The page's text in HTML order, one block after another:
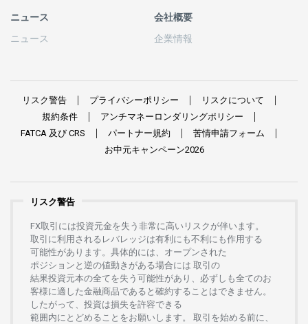
ニュース
ニュース
会社概要
企業情報
リスク警告 プライバシーポリシー
リスクについて
規約条件
アンチマネーロンダリングポリシー
FATCA 及び CRS パートナー規約 苦情申請フォーム
お中元キャンペーン2026
リスク警告
FX取引には投資元金を失う 非常に高い リスクが伴います。
取引に利用さ れる レバレッジは有利にも不利にも作用する
可能性があります。 具体的には、 オープンさ れた
ポジションと 逆の値動きがある場合には 取引の
結果投資元本の全てを失う 可能性があり、 必ずしも全てのお
客様に適した金融商品であると 確約することはできません。
したがって、 投資は損失を許容できる
範囲内にとどめることをお 願いします 。 取引を始める前に、